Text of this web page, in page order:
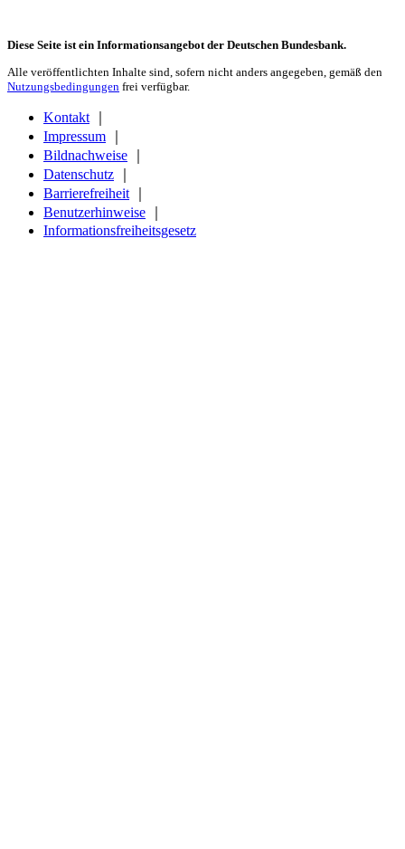
Diese Seite ist ein Informationsangebot der Deutschen Bundesbank.
Alle veröffentlichten Inhalte sind, sofern nicht anders angegeben, gemäß den
Nutzungsbedingungen frei verfügbar.
Kontakt
Impressum
Bildnachweise
Datenschutz
Barrierefreiheit
Benutzerhinweise
Informationsfreiheitsgesetz